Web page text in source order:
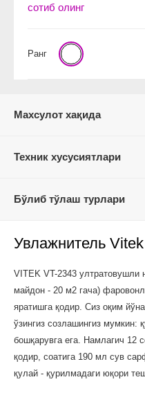
сотиб олинг
Ранг
Махсулот хақида
Техник хусусиятлари
Бўлиб тўлаш турлари
Увлажнитель
VITEK VT-2343 ултратовушли
майдон - 20 м2 гача)
яратишга қодир. Сиз оқим
ўзингиз созлашингиз мумкин:
бошқарувга ега. Намлагич 12
қодир, соатига 190 мл сув
қулай - қурилмадаги юқори